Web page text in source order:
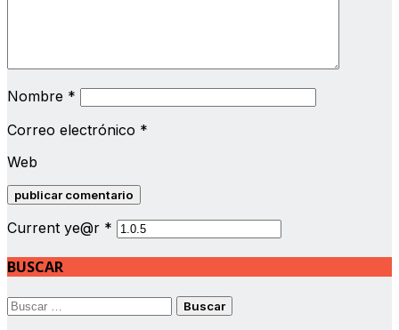
Nombre *
Correo electrónico *
Web
Current ye@r *
BUSCAR
Buscar: